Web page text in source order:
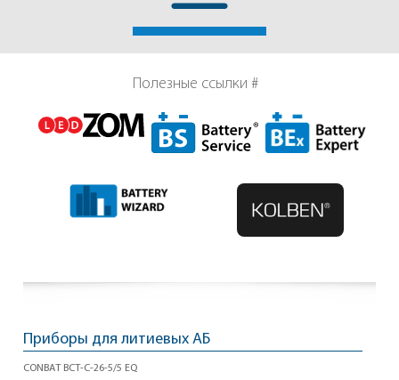
Полезные ссылки #
Приборы для литиевых АБ
CONBAT BCT-C-26-5/5 EQ